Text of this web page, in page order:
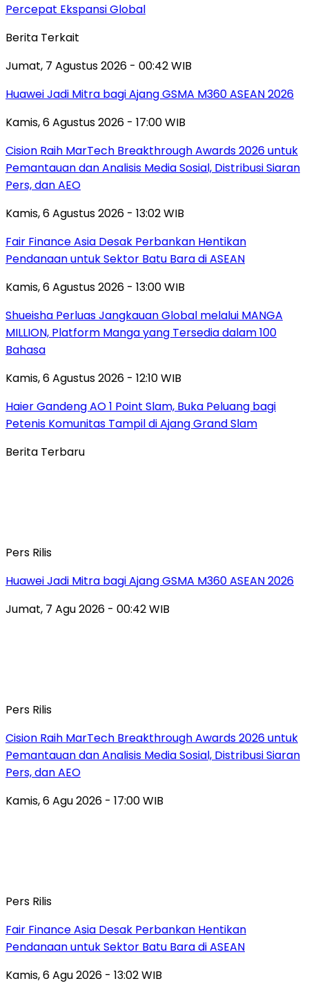
Percepat Ekspansi Global
Berita Terkait
Jumat, 7 Agustus 2026 - 00:42 WIB
Huawei Jadi Mitra bagi Ajang GSMA M360 ASEAN 2026
Kamis, 6 Agustus 2026 - 17:00 WIB
Cision Raih MarTech Breakthrough Awards 2026 untuk
Pemantauan dan Analisis Media Sosial, Distribusi Siaran
Pers, dan AEO
Kamis, 6 Agustus 2026 - 13:02 WIB
Fair Finance Asia Desak Perbankan Hentikan
Pendanaan untuk Sektor Batu Bara di ASEAN
Kamis, 6 Agustus 2026 - 13:00 WIB
Shueisha Perluas Jangkauan Global melalui MANGA
MILLION, Platform Manga yang Tersedia dalam 100
Bahasa
Kamis, 6 Agustus 2026 - 12:10 WIB
Haier Gandeng AO 1 Point Slam, Buka Peluang bagi
Petenis Komunitas Tampil di Ajang Grand Slam
Berita Terbaru
Pers Rilis
Huawei Jadi Mitra bagi Ajang GSMA M360 ASEAN 2026
Jumat, 7 Agu 2026 - 00:42 WIB
Pers Rilis
Cision Raih MarTech Breakthrough Awards 2026 untuk
Pemantauan dan Analisis Media Sosial, Distribusi Siaran
Pers, dan AEO
Kamis, 6 Agu 2026 - 17:00 WIB
Pers Rilis
Fair Finance Asia Desak Perbankan Hentikan
Pendanaan untuk Sektor Batu Bara di ASEAN
Kamis, 6 Agu 2026 - 13:02 WIB